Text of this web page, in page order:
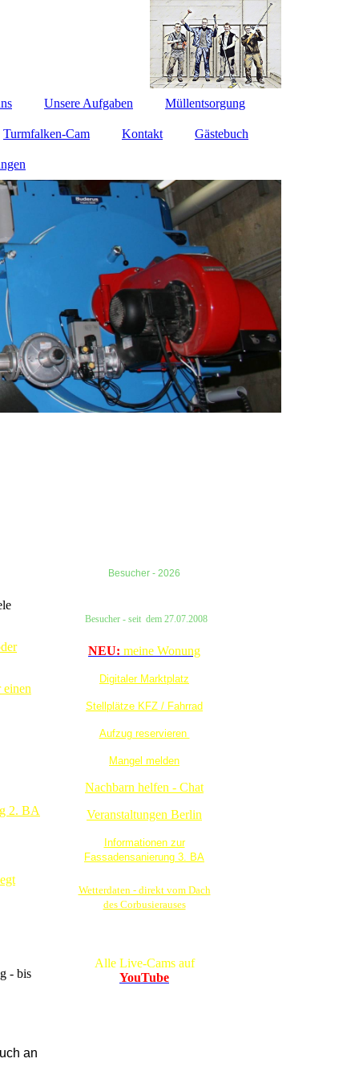
Unsere Aufgaben Müllentsorgung
Turmfalken-Cam Kontakt Gästebuch
2. BA
- bis
an
Besucher - 2026
Besucher - seit dem27.07.2008
NEU: meine Wonung
Digitaler Marktplatz
Stellplätze KFZ / Fahrrad
Aufzug reservieren
Mangel melden
Nachbarn helfen - Chat
Veranstaltungen Berlin
Informationen zur
Fassadensanierung 3. BA
Wetterdaten - direkt vom Dach
des Corbusierauses
Alle Live-Cams auf
YouTube